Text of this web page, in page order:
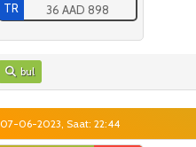
TR 36 AAD 898
bul
07-06-2023, Saat: 22:44